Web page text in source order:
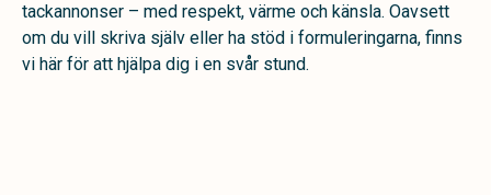
tackannonser – med respekt, värme och känsla. Oavsett
om du vill skriva själv eller ha stöd i formuleringarna, finns
vi här för att hjälpa dig i en svår stund.